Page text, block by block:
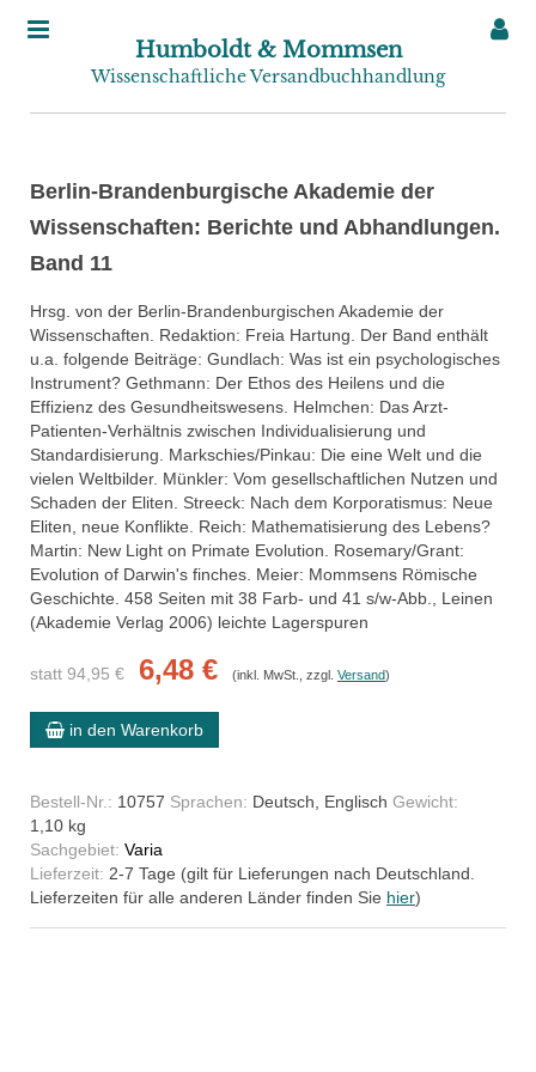
Humboldt & Mommsen
Wissenschaftliche Versandbuchhandlung
Berlin-Brandenburgische Akademie der
Wissenschaften: Berichte und Abhandlungen.
Band 11
Hrsg. von der Berlin-Brandenburgischen Akademie der
Wissenschaften. Redaktion: Freia Hartung. Der Band enthält
u.a. folgende Beiträge: Gundlach: Was ist ein psychologisches
Instrument? Gethmann: Der Ethos des Heilens und die
Effizienz des Gesundheitswesens. Helmchen: Das Arzt-
Patienten-Verhältnis zwischen Individualisierung und
Standardisierung. Markschies/Pinkau: Die eine Welt und die
vielen Weltbilder. Münkler: Vom gesellschaftlichen Nutzen und
Schaden der Eliten. Streeck: Nach dem Korporatismus: Neue
Eliten, neue Konflikte. Reich: Mathematisierung des Lebens?
Martin: New Light on Primate Evolution. Rosemary/Grant:
Evolution of Darwin's finches. Meier: Mommsens Römische
Geschichte. 458 Seiten mit 38 Farb- und 41 s/w-Abb., Leinen
(Akademie Verlag 2006) leichte Lagerspuren
statt 94,95 € 6,48 € (inkl. MwSt., zzgl. Versand)
in den Warenkorb
Bestell-Nr.: 10757 Sprachen: Deutsch, Englisch Gewicht:
1,10 kg
Sachgebiet: Varia
Lieferzeit: 2-7 Tage (gilt für Lieferungen nach Deutschland.
Lieferzeiten für alle anderen Länder finden Sie hier)